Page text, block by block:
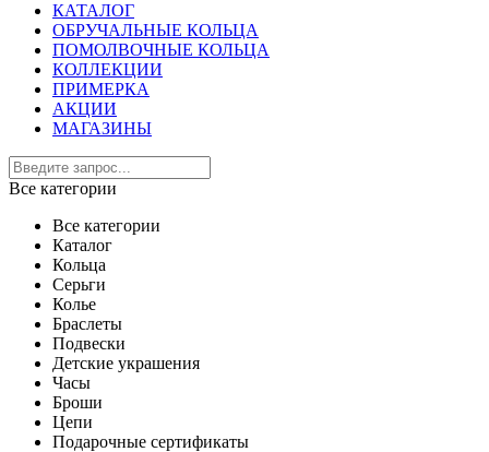
КАТАЛОГ
ОБРУЧАЛЬНЫЕ КОЛЬЦА
ПОМОЛВОЧНЫЕ КОЛЬЦА
КОЛЛЕКЦИИ
ПРИМЕРКА
АКЦИИ
МАГАЗИНЫ
Все категории
Все категории
Каталог
Кольца
Серьги
Колье
Браслеты
Подвески
Детские украшения
Часы
Броши
Цепи
Подарочные сертификаты